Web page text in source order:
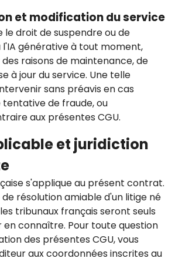
et modification du service
le droit de suspendre ou de
générative à tout moment,
raisons de maintenance, de
à jour du service. Une telle
sans préavis en cas
tentative de fraude, ou
aux présentes CGU.
et juridiction
s'applique au présent contrat.
résolution amiable d'un litige né
tribunaux français seront seuls
connaître. Pour toute question
des présentes CGU, vous
aux coordonnées inscrites au